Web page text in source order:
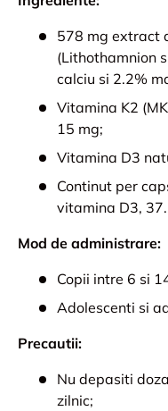
578 mg extract
(Lithothamnion
calciu si 2.2%
Vitamina K2
15 mg;
Vitamina D3
Continut per
vitamina D3,
Mod de administrare:
Copii intre 6 si
Adolescenti si
Precautii:
Nu depasiti
zilnic;